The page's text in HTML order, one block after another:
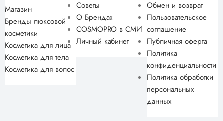
Магазин
Бренды люксовой
косметики
Косметика для лица
Косметика для тела
Косметика для волос
Советы
О Брендах
COSMOPRO в СМИ
Личный кабинет
Обмен и возврат
Пользовательское
соглашение
Публичная оферта
Политика
конфиденциальности
Политика обработки
персональных
данных